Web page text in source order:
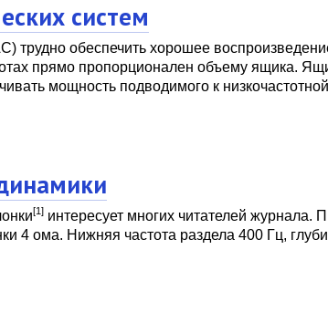
систем
трудно обеспечить хорошее
прямо пропорционален объему ящика.
мощность подводимого к
[1] интересует многих читателей журнала.
4 ома. Нижняя частота раздела 400 Гц,